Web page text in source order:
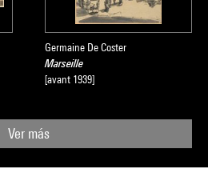
Germaine De Coster
Marseille
[avant 1939]
Ver más